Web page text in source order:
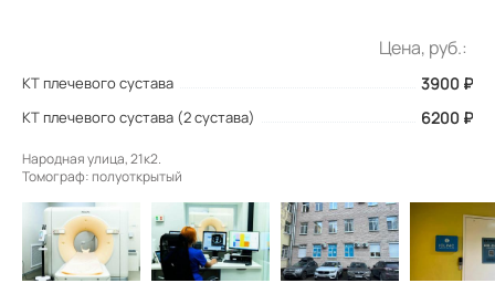
Цена, руб.:
КТ плечевого сустава 3900 ₽
КТ плечевого сустава (2 сустава) 6200 ₽
Народная улица, 21к2.
Томограф: полуоткрытый